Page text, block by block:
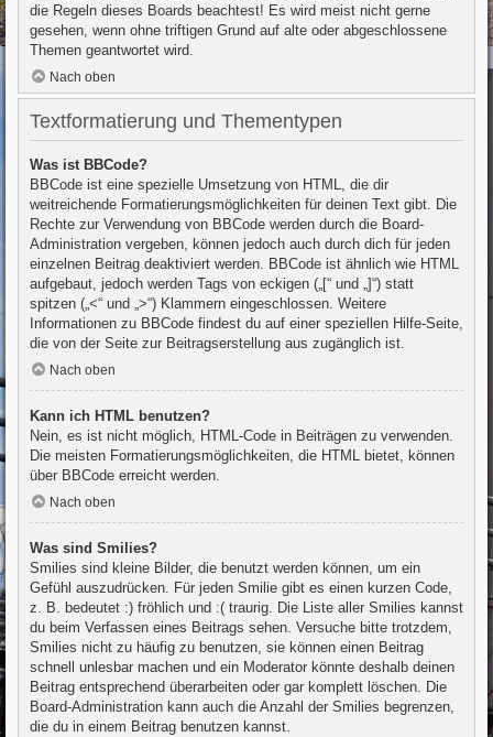
die Regeln dieses Boards beachtest! Es wird meist nicht gerne
gesehen, wenn ohne triftigen Grund auf alte oder abgeschlossene
Themen geantwortet wird.
Nach oben
Textformatierung und Thementypen
Was ist BBCode?
BBCode ist eine spezielle Umsetzung von HTML, die dir
weitreichende Formatierungsmöglichkeiten für deinen Text gibt. Die
Rechte zur Verwendung von BBCode werden durch die Board-
Administration vergeben, können jedoch auch durch dich für jeden
einzelnen Beitrag deaktiviert werden. BBCode ist ähnlich wie HTML
aufgebaut, jedoch werden Tags von eckigen („[“ und „]“) statt
spitzen („<“ und „>“) Klammern eingeschlossen. Weitere
Informationen zu BBCode findest du auf einer speziellen Hilfe-Seite,
die von der Seite zur Beitragserstellung aus zugänglich ist.
Nach oben
Kann ich HTML benutzen?
Nein, es ist nicht möglich, HTML-Code in Beiträgen zu verwenden.
Die meisten Formatierungsmöglichkeiten, die HTML bietet, können
über BBCode erreicht werden.
Nach oben
Was sind Smilies?
Smilies sind kleine Bilder, die benutzt werden können, um ein
Gefühl auszudrücken. Für jeden Smilie gibt es einen kurzen Code,
z. B. bedeutet :) fröhlich und :( traurig. Die Liste aller Smilies kannst
du beim Verfassen eines Beitrags sehen. Versuche bitte trotzdem,
Smilies nicht zu häufig zu benutzen, sie können einen Beitrag
schnell unlesbar machen und ein Moderator könnte deshalb deinen
Beitrag entsprechend überarbeiten oder gar komplett löschen. Die
Board-Administration kann auch die Anzahl der Smilies begrenzen,
die du in einem Beitrag benutzen kannst.